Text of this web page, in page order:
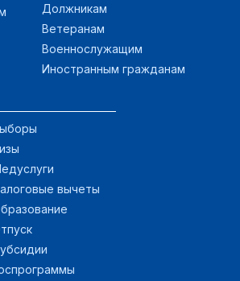
Должникам
Ветеранам
Военнослужащим
Иностранным гражданам
вычеты